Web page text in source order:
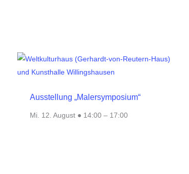
Ausstellung „Malersymposium“
Mi. 12. August ● 14:00– 17:00